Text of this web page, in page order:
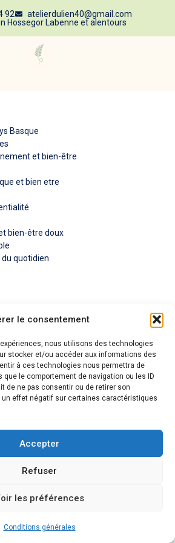
le consentement
nous utilisons des technologies
stocker et/ou accéder aux informations des
à ces technologies nous permettra de
le comportement de navigation ou les ID
de ne pas consentir ou de retirer son
effet négatif sur certaines caractéristiques
Accepter
Refuser
les préférences
Conditions générales
92
atelierdulien40@gmail.com
Hossegor Labenne et alentours
Basque
et bien-être
et bien etre
bien-être doux
quotidien
Tous droits réservés * Réalisé par
SEO Akweb